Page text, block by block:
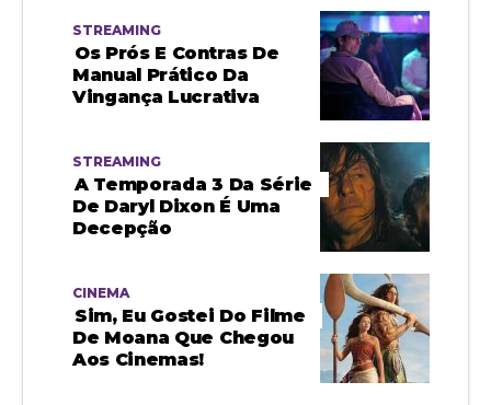
STREAMING
Os Prós E Contras De
Manual Prático Da
Vingança Lucrativa
STREAMING
A Temporada 3 Da Série
De Daryl Dixon É Uma
Decepção
CINEMA
Sim, Eu Gostei Do Filme
De Moana Que Chegou
Aos Cinemas!